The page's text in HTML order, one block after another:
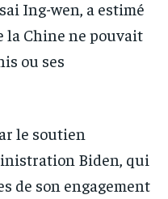
Ing-wen, a estimé
la Chine ne pouvait
ou ses
le soutien
Biden, qui
de son engagement